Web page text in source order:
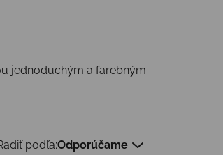
jednoduchým a farebným
produktov
podľa:Odporúčame